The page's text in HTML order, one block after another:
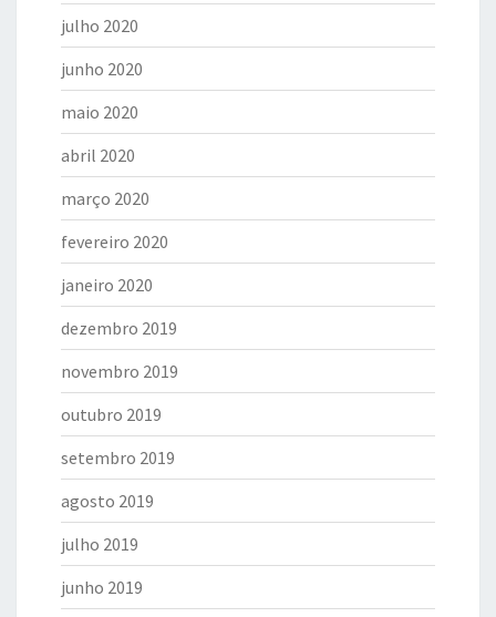
julho 2020
junho 2020
maio 2020
abril 2020
março 2020
fevereiro 2020
janeiro 2020
dezembro 2019
novembro 2019
outubro 2019
setembro 2019
agosto 2019
julho 2019
junho 2019